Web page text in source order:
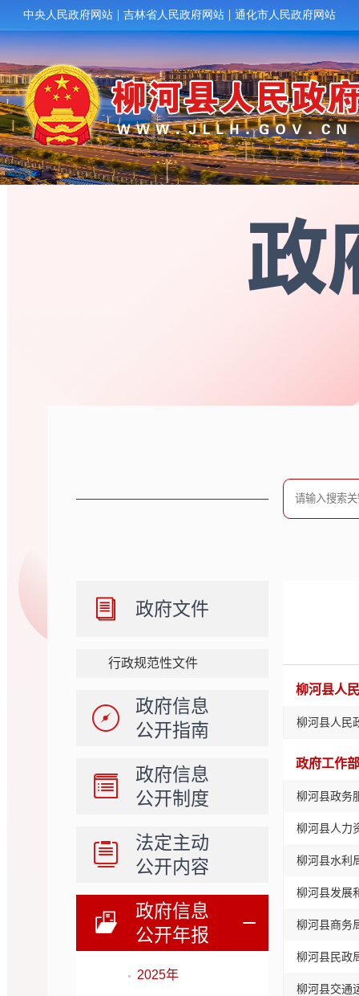
政府文件
行政规范性文件
政府信息
公开指南
政府信息
公开制度
法定主动
公开内容
政府信息
公开年报
2025年
柳河县人
柳河县人民
政府工作
柳河县政务
柳河县人力
柳河县水利
柳河县发展
柳河县商务
柳河县民政
柳河县交通